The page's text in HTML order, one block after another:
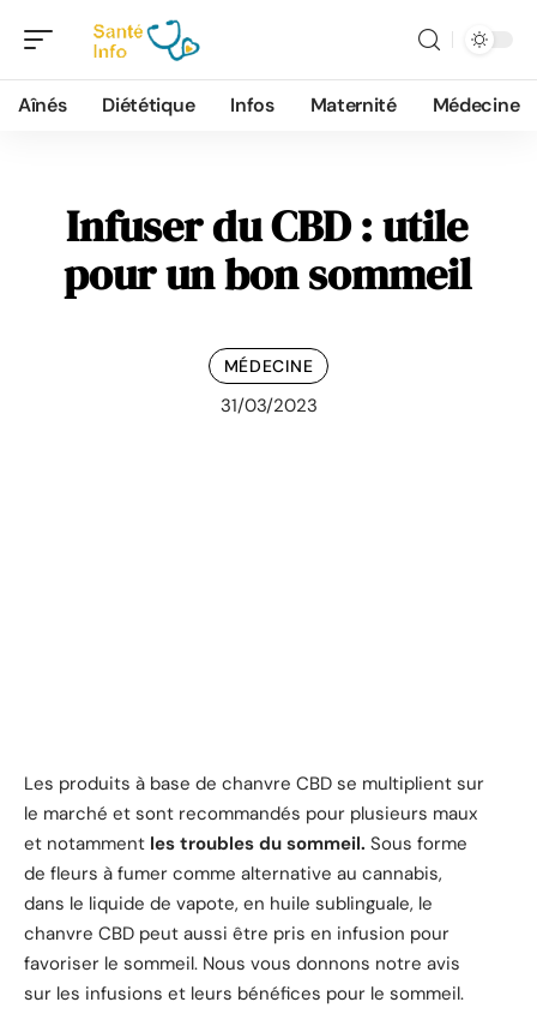
Aînés Diététique Infos Maternité Médecine
Infuser du CBD : utile
pour un bon sommeil
MÉDECINE
31/03/2023
Les produits à base de chanvre CBD se multiplient sur
le marché et sont recommandés pour plusieurs maux
et notamment les troubles du sommeil. Sous forme
de fleurs à fumer comme alternative au cannabis,
dans le liquide de vapote, en huile sublinguale, le
chanvre CBD peut aussi être pris en infusion pour
favoriser le sommeil. Nous vous donnons notre avis
sur les infusions et leurs bénéfices pour le sommeil.